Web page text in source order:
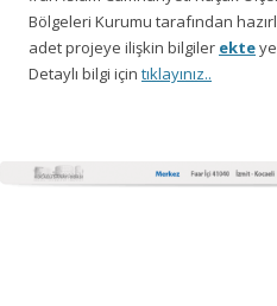
Bölgeleri Kurumu tarafından
adet projeye ilişkin bilgiler ekte
Detaylı bilgi için tıklayınız..